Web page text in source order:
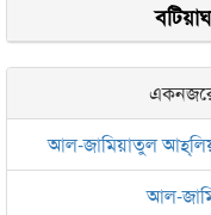
একনজরে
আল-জামিয়াতুল
আল-